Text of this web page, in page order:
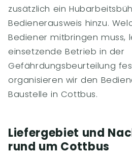
zusätzlich ein
Bedienerausweis hinzu.
Bediener mitbringen muss,
einsetzende Betrieb in der
Gefährdungsbeurteilung
organisieren wir den
Baustelle in Cottbus.
Liefergebiet und
rund um Cottbus